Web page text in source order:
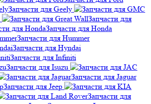
Запчасти для Geely
Запчасти для
Запчасти для Honda
Запчасти для Hummer
Запчасти для Hyndai
Запчасти для Infiniti
Запчасти для Isuzu
Запчасти для Jaguar
Запчасти для Jeep
Запчасти для